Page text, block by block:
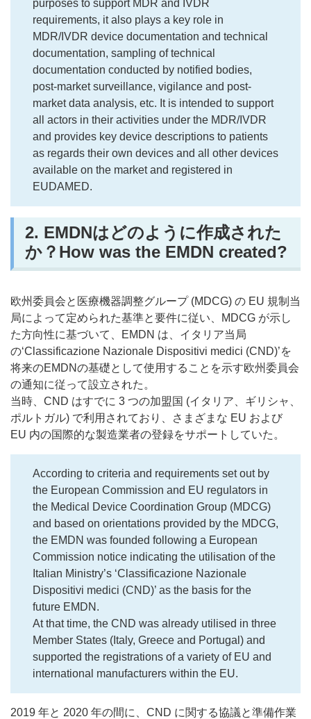
purposes to support MDR and IVDR
requirements, it also plays a key role in
MDR/IVDR device documentation and technical
documentation, sampling of technical
documentation conducted by notified bodies,
post-market surveillance, vigilance and post-
market data analysis, etc. It is intended to support
all actors in their activities under the MDR/IVDR
and provides key device descriptions to patients
as regards their own devices and all other devices
available on the market and registered in
EUDAMED.
2. EMDNはどのように作成された
か？How was the EMDN created?
欧州委員会と医療機器調整グループ (MDCG) の EU 規制当
局によって定められた基準と要件に従い、MDCG が示し
た方向性に基づいて、EMDN は、イタリア当局
の‘Classificazione Nazionale Dispositivi medici (CND)’を
将来のEMDNの基礎として使用することを示す欧州委員会
の通知に従って設立された。
当時、CND はすでに 3 つの加盟国 (イタリア、ギリシャ、
ポルトガル) で利用されており、さまざまな EU および
EU 内の国際的な製造業者の登録をサポートしていた。
According to criteria and requirements set out by
the European Commission and EU regulators in
the Medical Device Coordination Group (MDCG)
and based on orientations provided by the MDCG,
the EMDN was founded following a European
Commission notice indicating the utilisation of the
Italian Ministry’s ‘Classificazione Nazionale
Dispositivi medici (CND)’ as the basis for the
future EMDN.
At that time, the CND was already utilised in three
Member States (Italy, Greece and Portugal) and
supported the registrations of a variety of EU and
international manufacturers within the EU.
2019 年と 2020 年の間に、CND に関する協議と準備作業